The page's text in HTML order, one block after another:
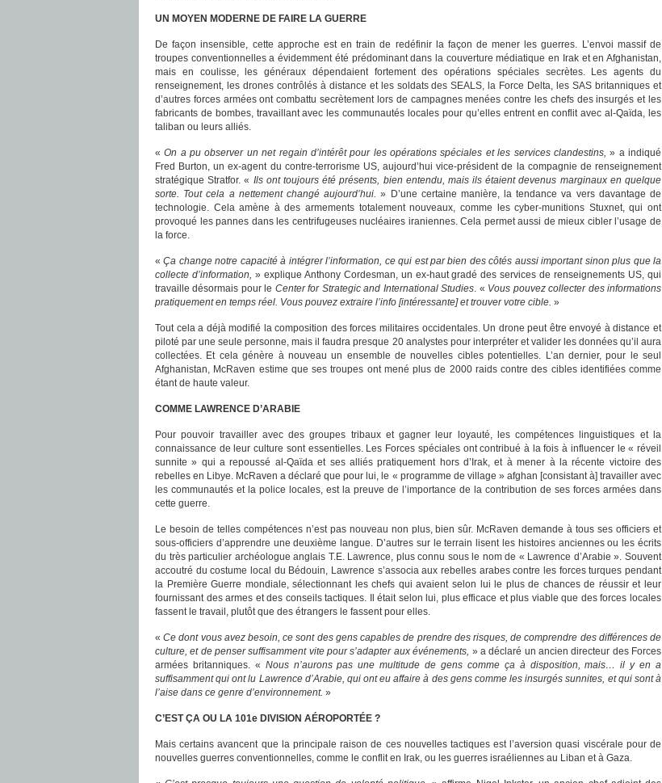
UN MOYEN MODERNE DE FAIRE LA GUERRE
De façon insensible, cette approche est en train de redéfinir la façon de mener les guerres. L’envoi massif de
troupes conventionnelles a évidemment été prédominant dans la couverture médiatique en Irak et en Afghanistan,
mais en coulisse, les généraux dépendaient fortement des opérations spéciales secrètes. Les agents du
renseignement, les drones contrôlés à distance et les soldats des SEALS, la Force Delta, les SAS britanniques et
d’autres forces armées ont combattu secrètement lors de campagnes menées contre les chefs des insurgés et les
fabricants de bombes, travaillant avec les communautés locales pour qu’elles entrent en conflit avec al-Qaïda, les
taliban ou leurs alliés.
«On a pu observer un net regain d’intérêt pour les opérations spéciales et les services clandestins,» a indiqué
Fred Burton, un ex-agent du contre-terrorisme US, aujourd’hui vice-président de la compagnie de renseignement
stratégique Stratfor. « Ils ont toujours été présents, bien entendu, mais ils étaient devenus marginaux en quelque
sorte. Tout cela a nettement changé aujourd’hui.» D’une certaine manière, la tendance va vers davantage de
technologie. Cela amène à des armements totalement nouveaux, comme les cyber-munitions Stuxnet, qui ont
provoqué les pannes dans les centrifugeuses nucléaires iraniennes. Cela permet aussi de mieux cibler l’usage de
la force.
«Ça change notre capacité à intégrer l’information, ce qui est par bien des côtés aussi important sinon plus que la
collecte d’information, » explique Anthony Cordesman, un ex-haut gradé des services de renseignements US, qui
travaille désormais pour le Center for Strategic and International Studies. « Vous pouvez collecter des informations
pratiquement en temps réel. Vous pouvez extraire l’info [intéressante] et trouver votre cible. »
Tout cela a déjà modifié la composition des forces militaires occidentales. Un drone peut être envoyé à distance et
piloté par une seule personne, mais il faudra presque 20 analystes pour interpréter et valider les données qu’il aura
collectées. Et cela génère à nouveau un ensemble de nouvelles cibles potentielles. L’an dernier, pour le seul
Afghanistan, McRaven estime que ses troupes ont mené plus de 2000 raids contre des cibles identifiées comme
étant de haute valeur.
COMME LAWRENCE D’ARABIE
Pour pouvoir travailler avec des groupes tribaux et gagner leur loyauté, les compétences linguistiques et la
connaissance de leur culture sont essentielles. Les Forces spéciales ont contribué à la fois à influencer le « réveil
sunnite » qui a repoussé al-Qaïda et ses alliés pratiquement hors d’Irak, et à mener à la récente victoire des
rebelles en Libye. McRaven a déclaré que pour lui, le « programme de village » afghan [consistant à] travailler avec
les communautés et la police locales, est la preuve de l’importance de la contribution de ses forces armées dans
cette guerre.
Le besoin de telles compétences n’est pas nouveau non plus, bien sûr. McRaven demande à tous ses officiers et
sous-officiers d’apprendre une deuxième langue. D’autres sur le terrain lisent les histoires anciennes ou les écrits
du très particulier archéologue anglais T.E. Lawrence, plus connu sous le nom de « Lawrence d’Arabie ». Souvent
accoutré du costume local du Bédouin, Lawrence s’associa aux rebelles arabes contre les forces turques pendant
la Première Guerre mondiale, sélectionnant les chefs qui avaient selon lui le plus de chances de réussir et leur
fournissant des armes et des conseils tactiques. Il était selon lui, plus efficace et plus viable que des forces locales
fassent le travail, plutôt que des étrangers le fassent pour elles.
«Ce dont vous avez besoin, ce sont des gens capables de prendre des risques, de comprendre des différences de
culture, et de penser suffisamment vite pour s’adapter aux événements, » a déclaré un ancien directeur des Forces
armées britanniques. « Nous n’aurons pas une multitude de gens comme ça à disposition, mais… il y en a
suffisamment qui ont lu Lawrence d’Arabie, qui ont eu affaire à des gens comme les insurgés sunnites, et qui sont à
l’aise dans ce genre d’environnement. »
C’EST ÇA OU LA 101e DIVISION AÉROPORTÉE ?
Mais certains avancent que la principale raison de ces nouvelles tactiques est l’aversion quasi viscérale pour de
nouvelles guerres conventionnelles, comme le conflit en Irak, ou les guerres israéliennes au Liban et à Gaza.